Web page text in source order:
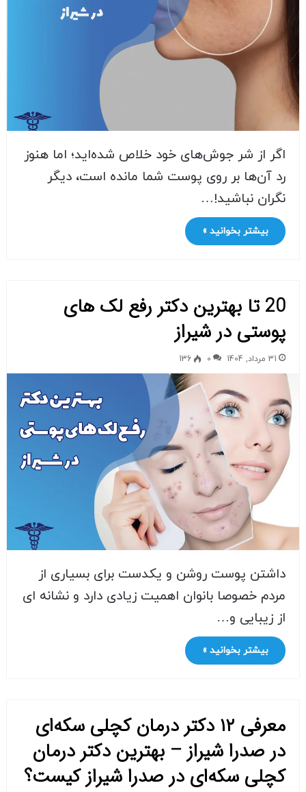
اگر از شر جوش‌های خود خلاص شده‌اید؛ اما هنوز
رد آن‌ها بر روی پوست شما مانده است، دیگر
نگران نباشید!…
بیشتر بخوانید »
20 تا بهترین دکتر رفع لک های
پوستی در شیراز
31 مرداد, 1404 0
136
داشتن پوست روشن و یکدست برای بسیاری از
مردم خصوصا بانوان اهمیت زیادی دارد و نشانه ای
از زیبایی و…
بیشتر بخوانید »
معرفی ۱۲ دکتر درمان کچلی سکه‌ای
در صدرا شیراز – بهترین دکتر درمان
کچلی سکه‌ای در صدرا شیراز کیست؟